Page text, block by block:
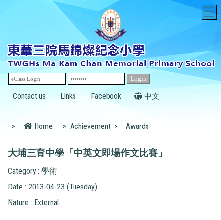
Contact us Links Facebook 中文
> Home > Achievement > Awards
大埔三育中學「中英文即場作文比賽」
Category : 學術
Date : 2013-04-23 (Tuesday)
Nature : External